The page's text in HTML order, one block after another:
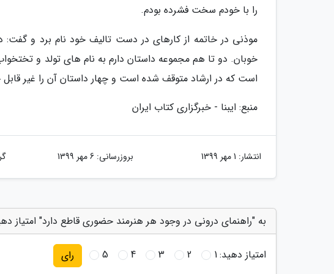
را با خودم سخت فشرده بودم.
موذنی در خاتمه از کارهای در دست تالیف خود نام برد و
خوبان. دو تا هم مجموعه داستان دارم به نام های تولد و
است که در ارشاد متوقف شده است و چهار داستان آن را غیر
منبع: ایبنا - خبرگزاری کتاب ایران
انتشار: 1 مهر 1399 بروزرسانی: 6 مهر 1399
به "راهنمای درونی در وجود هر هنرمند حضوری قاطع دارد" امتیاز
امتیاز دهید:1
2
3
4
5 رای